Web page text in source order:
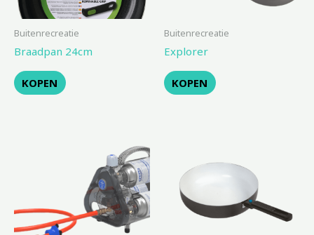
Buitenrecreatie
Braadpan 24cm
KOPEN
Buitenrecreatie
Explorer
KOPEN